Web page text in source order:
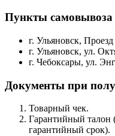
Пункты самовывоза
г. Ульяновск,
г. Ульяновск, ул.
г. Чебоксары, ул.
Документы при
Товарный чек.
Гарантийный талон
гарантийный срок).